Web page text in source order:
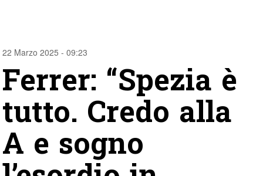
22 Marzo 2025 - 09:23
Ferrer: “Spezia è
tutto. Credo alla
A e sogno